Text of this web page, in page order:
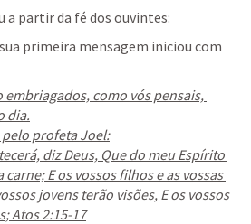
a partir da fé dos ouvintes:
primeira mensagem iniciou com
embriagados, como vós pensais,
dia.
profeta Joel:
diz Deus, Que do meu Espírito
E os vossos filhos e as vossas
jovens terão visões, E os vossos
Atos 2:15-17